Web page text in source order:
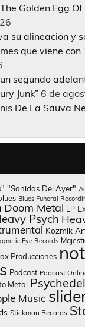
Golden Egg
su alineación y
que viene con
segundo
Junk” 6 de
De La Sauva
"Sonidos Del Ayer"
Blues Funeral
Doom Metal EP
Psych
Kozmik
Eye Records
Producciones
Podcast Podcast
Metal
Music
Stickman Records